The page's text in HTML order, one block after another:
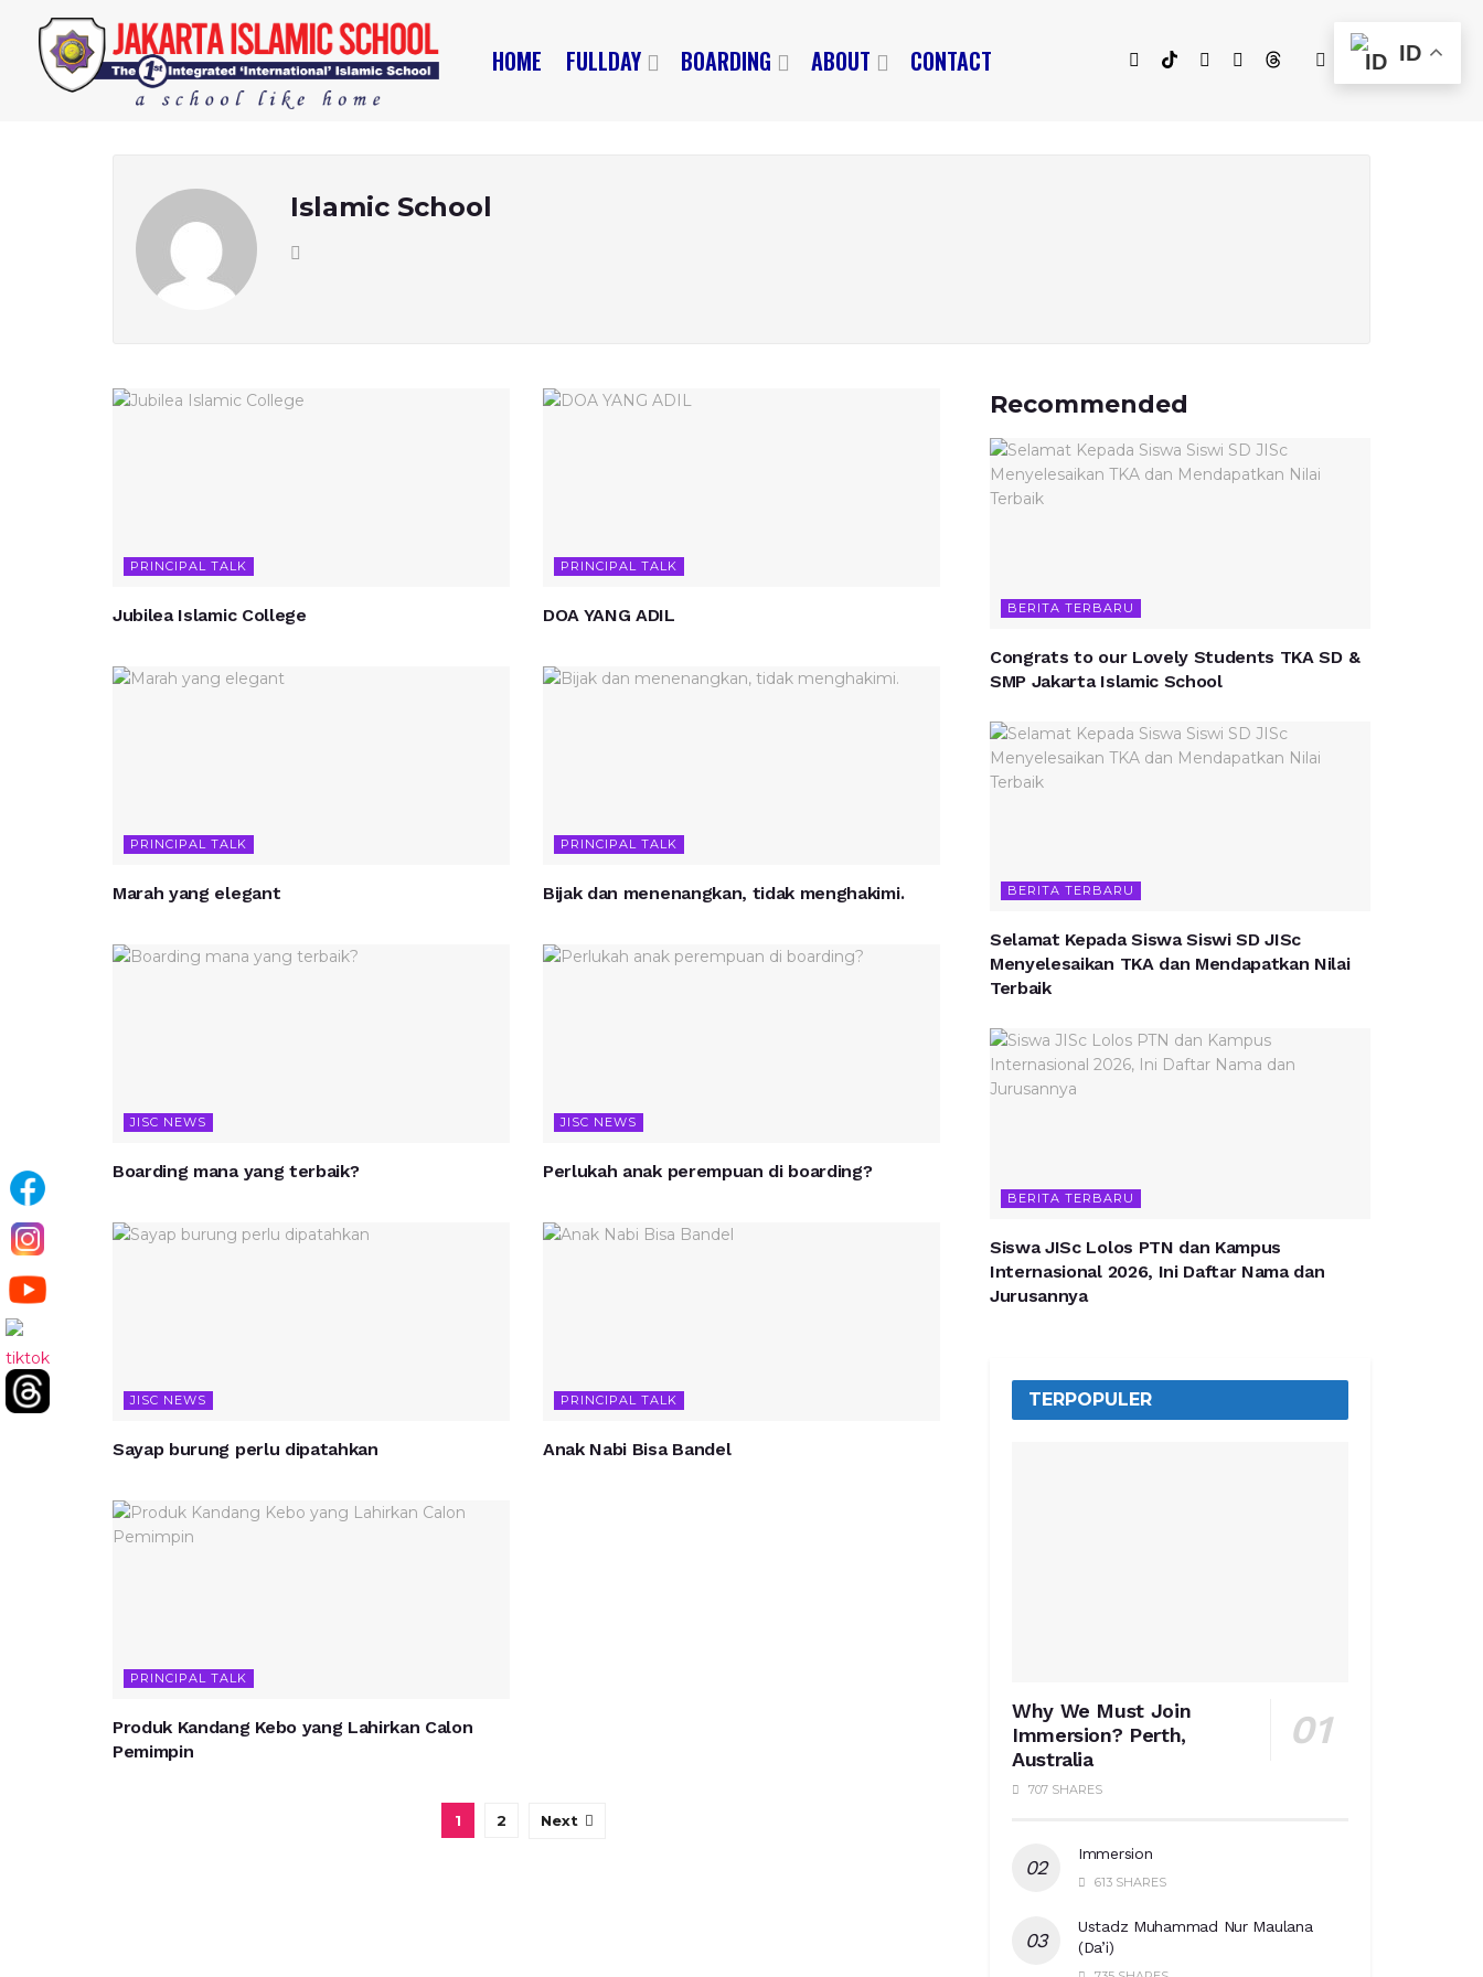
HOME FULLDAY BOARDING ABOUT CONTACT
Islamic School
PRINCIPAL TALK
Jubilea Islamic College
PRINCIPAL TALK
DOA YANG ADIL
PRINCIPAL TALK
Marah yang elegant
PRINCIPAL TALK
Bijak dan menenangkan, tidak menghakimi.
JISC NEWS
Boarding mana yang terbaik?
JISC NEWS
Perlukah anak perempuan di boarding?
JISC NEWS
Sayap burung perlu dipatahkan
PRINCIPAL TALK
Anak Nabi Bisa Bandel
PRINCIPAL TALK
Produk Kandang Kebo yang Lahirkan Calon
Pemimpin
1 2 Next
Recommended
BERITA TERBARU
Congrats to our Lovely Students TKA SD &
SMP Jakarta Islamic School
BERITA TERBARU
Selamat Kepada Siswa Siswi SD JISc
Menyelesaikan TKA dan Mendapatkan Nilai
Terbaik
BERITA TERBARU
Siswa JISc Lolos PTN dan Kampus
Internasional 2026, Ini Daftar Nama dan
Jurusannya
TERPOPULER
Why We Must Join
Immersion? Perth,
Australia
707 SHARES
Immersion
613 SHARES
Ustadz Muhammad Nur Maulana
(Da’i)
ID